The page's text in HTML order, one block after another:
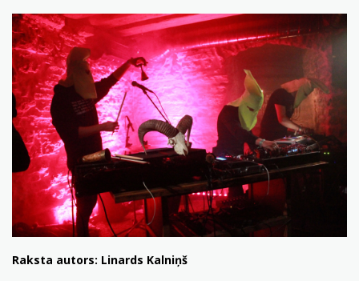
Raksta autors: Linards Kalniņš